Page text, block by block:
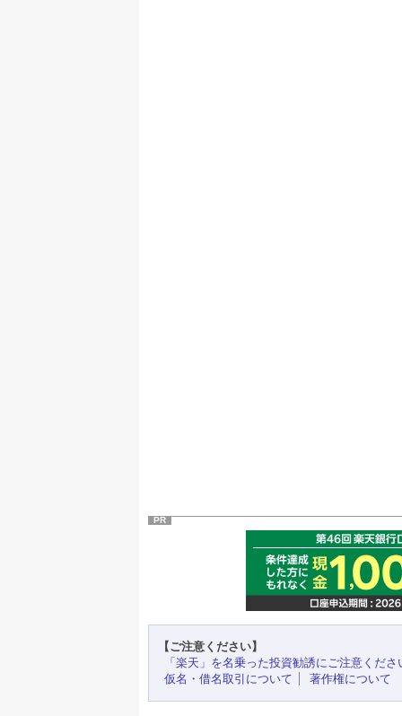
PR
【ご注意ください】
「楽天」を名乗った投資勧誘にご注意くださ
仮名・借名取引について
著作権について